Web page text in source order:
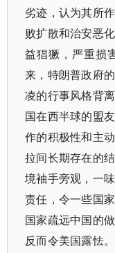
劣迹，认为其所
败扩散和治安恶
益猖獗，严重损
来，特朗普政府
凌的行事风格背
国在西半球的盟
作的积极性和主
拉间长期存在的
境袖手旁观，一
责任，令一些国
国家疏远中国的
反而令美国露怯